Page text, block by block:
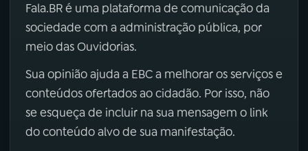
Fala.BR é uma plataforma de comunicação da
sociedade com a administração pública, por
meio das Ouvidorias.
Sua opinião ajuda a EBC a melhorar os serviços e
conteúdos ofertados ao cidadão. Por isso, não
se esqueça de incluir na sua mensagem o link
do conteúdo alvo de sua manifestação.